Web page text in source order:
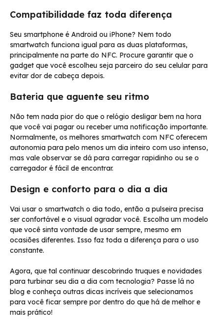
Compatibilidade faz toda diferença
Seu smartphone é Android ou iPhone? Nem todo
smartwatch funciona igual para as duas plataformas,
principalmente na parte do NFC. Procure garantir que o
gadget que você escolheu seja parceiro do seu celular para
evitar dor de cabeça depois.
Bateria que aguente seu ritmo
Não tem nada pior do que o relógio desligar bem na hora
que você vai pagar ou receber uma notificação importante.
Normalmente, os melhores smartwatch com NFC oferecem
autonomia para pelo menos um dia inteiro com uso intenso,
mas vale observar se dá para carregar rapidinho ou se o
carregador é fácil de encontrar.
Design e conforto para o dia a dia
Vai usar o smartwatch o dia todo, então a pulseira precisa
ser confortável e o visual agradar você. Escolha um modelo
que você sinta vontade de usar sempre, mesmo em
ocasiões diferentes. Isso faz toda a diferença para o uso
constante.
Agora, que tal continuar descobrindo truques e novidades
para turbinar seu dia a dia com tecnologia? Passe lá no
blog e conheça outras dicas incríveis que selecionamos
para você ficar sempre por dentro do que há de melhor e
mais prático!